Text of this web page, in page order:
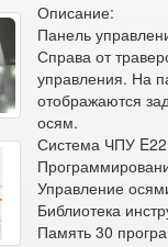
Описание:
Панель
Справа от
управления. На
отображаются
осям.
Система ЧПУ
Управление
Библиотека
Память 30